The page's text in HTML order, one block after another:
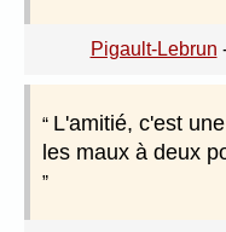
Pigault-Lebrun
L'amitié, c'est
les maux à deux